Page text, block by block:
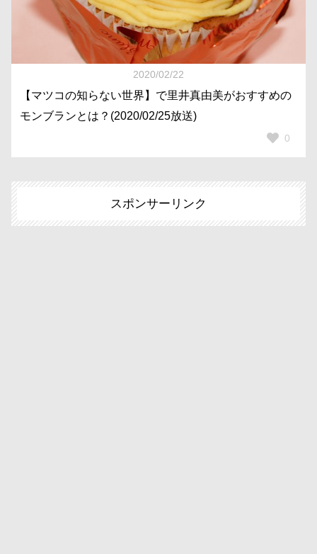
2020/02/22
【マツコの知らない世界】で里井真由美がおすすめの
モンブランとは？(2020/02/25放送)
0
スポンサーリンク